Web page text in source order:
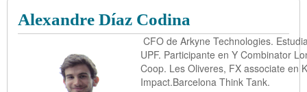
Alexandre Díaz Codina
CFO de Arkyne Technologies.
UPF. Participante en Y Combinator
Coop. Les Oliveres, FX associate en
Impact.Barcelona Think Tank.